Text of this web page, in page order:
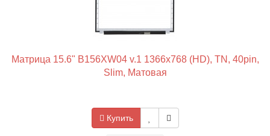
Матрица 15.6" B156XW04 v.1 1366x768 (HD), TN, 40pin,
Slim, Матовая
Купить